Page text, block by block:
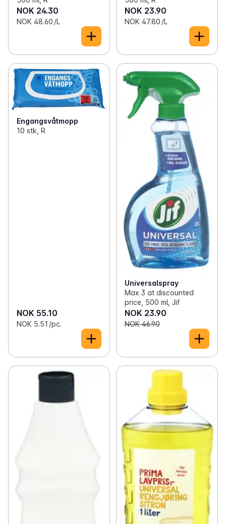
NOK 24.30
NOK 48.60 /L
NOK 23.90
NOK 47.80 /L
Engangsvåtmopp
10 stk, R
NOK 55.10
NOK 5.51 /pc.
Universalspray
Max 3 at discounted
price, 500 ml, Jif
NOK 23.90
NOK 46.90